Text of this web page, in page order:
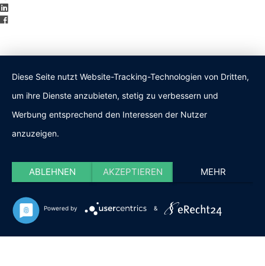
Diese Seite nutzt Website-Tracking-Technologien von Dritten,
um ihre Dienste anzubieten, stetig zu verbessern und
Werbung entsprechend den Interessen der Nutzer
anzuzeigen.
ABLEHNEN AKZEPTIEREN MEHR
Powered by &